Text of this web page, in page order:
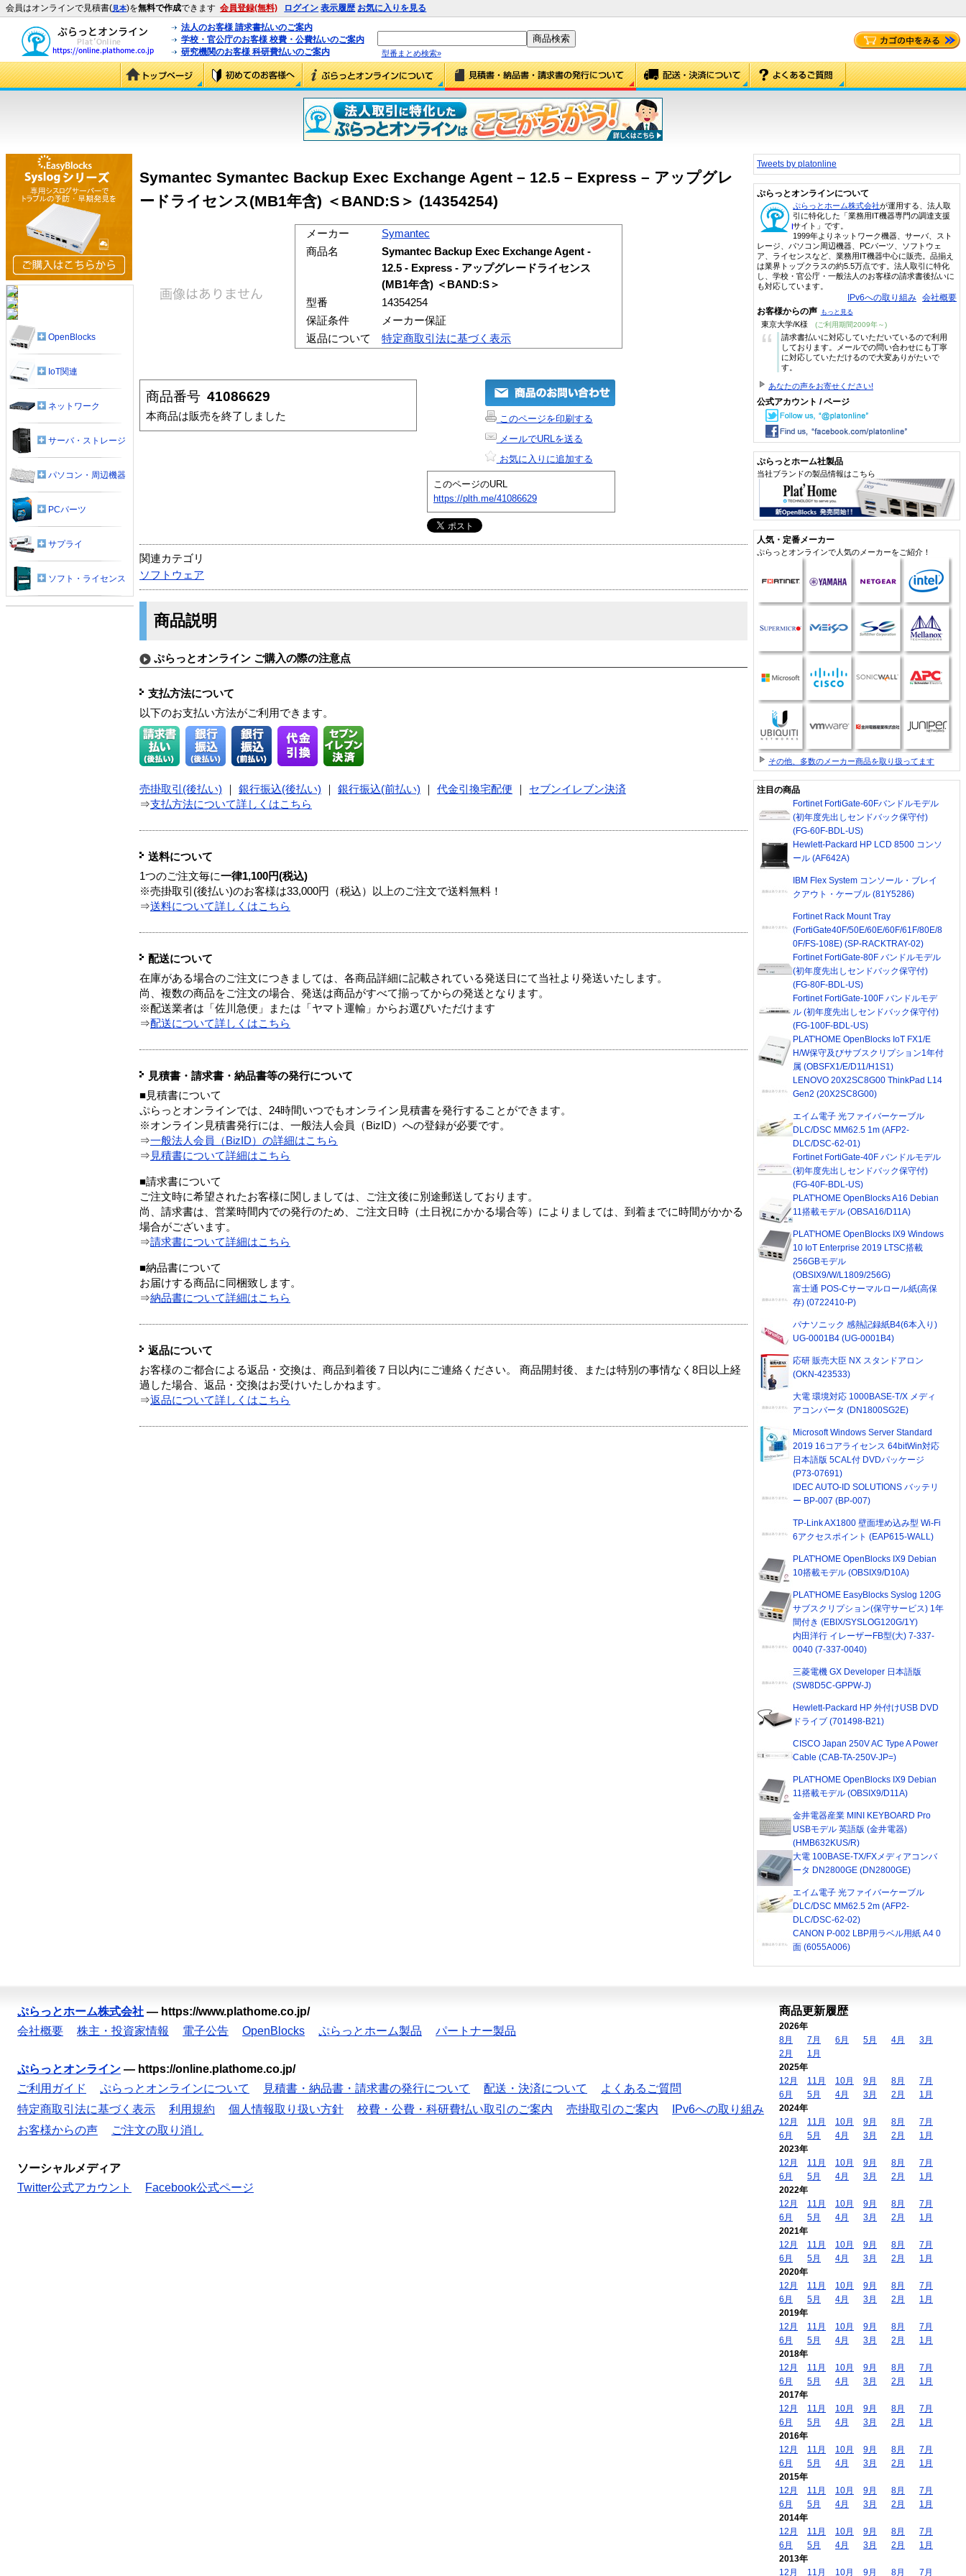
会員はオンラインで見積書(見本)を無料で作成できます 会員登録(無料) ログイン 表示履歴 お気に入りを見る
法人のお客様 請求書払いのご案内
学校・官公庁のお客様 校費・公費払いのご案内
研究機関のお客様 科研費払いのご案内
型番まとめ検索»
Symantec Symantec Backup Exec Exchange Agent – 12.5 – Express – アップグレ
ードライセンス(MB1年含) ＜BAND:S＞ (14354254)
メーカー
Symantec
商品名
Symantec Backup Exec Exchange Agent -
12.5 - Express - アップグレードライセンス
(MB1年含) ＜BAND:S＞
型番
14354254
保証条件
メーカー保証
返品について
特定商取引法に基づく表示
商品番号 41086629
本商品は販売を終了しました
このページを印刷する
メールでURLを送る
お気に入りに追加する
このページのURL
https://plth.me/41086629
関連カテゴリ
ソフトウェア
商品説明
ぷらっとオンライン ご購入の際の注意点
支払方法について
以下のお支払い方法がご利用できます。
売掛取引(後払い) 銀行振込(後払い) 銀行振込(前払い) 代金引換宅配便
セブンイレブン決済
⇒支払方法について詳しくはこちら
送料について
1つのご注文毎に一律1,100円(税込)
※売掛取引(後払い)のお客様は33,000円（税込）以上のご注文で送料無料！
⇒送料について詳しくはこちら
配送について
在庫がある場合のご注文につきましては、各商品詳細に記載されている発送日にて当社より発送いたします。
尚、複数の商品をご注文の場合、発送は商品がすべて揃ってからの発送となります。
※配送業者は「佐川急便」または「ヤマト運輸」からお選びいただけます
⇒配送について詳しくはこちら
見積書・請求書・納品書等の発行について
■見積書について
ぷらっとオンラインでは、24時間いつでもオンライン見積書を発行することができます。
※オンライン見積書発行には、一般法人会員（BizID）への登録が必要です。
⇒一般法人会員（BizID）の詳細はこちら
⇒ 見積書について詳細はこちら
■請求書について
ご注文時に希望されたお客様に関しましては、ご注文後に別途郵送しております。
尚、請求書は、営業時間内での発行のため、ご注文日時（土日祝にかかる場合等）によりましては、到着までに時間がかかる
場合がございます。
⇒請求書について詳細はこちら
■納品書について
お届けする商品に同梱致します。
⇒納品書について詳細はこちら
返品について
お客様のご都合による返品・交換は、商品到着後７日以内にご連絡ください。 商品開封後、または特別の事情なく8日以上経
過した場合、返品・交換はお受けいたしかねます。
⇒返品について詳しくはこちら
OpenBlocks
IoT関連
ネットワーク
サーバ・ストレージ
パソコン・周辺機器
PCパーツ
サプライ
ソフト・ライセンス
Tweets by platonline
ぷらっとオンラインについて
ぷらっとホーム株式会社が運用する、法人取
引に特化した「業務用IT機器専門の調達支援
サイト」です。
1999年よりネットワーク機器、サーバ、スト
レージ、パソコン周辺機器、PCパーツ、ソフトウェ
ア、ライセンスなど、業務用IT機器中心に販売。品揃え
は業界トップクラスの約5.5万点です。法人取引に特化
し、学校・官公庁・一般法人のお客様の請求書後払いに
も対応しています。
IPv6への取り組み 会社概要
お客様からの声 もっと見る
東京大学/K様 (ご利用期間2009年～)
“
請求書払いに対応していただいているので利用
しております。メールでの問い合わせにも丁寧
に対応していただけるので大変ありがたいで
す。
あなたの声をお寄せください!
公式アカウント / ページ
ぷらっとホーム社製品
当社ブランドの製品情報はこちら
人気・定番メーカー
ぷらっとオンラインで人気のメーカーをご紹介！
その他、多数のメーカー商品を取り扱ってます
注目の商品
Fortinet FortiGate-60Fバンドルモデル
(初年度先出しセンドバック保守付)
(FG-60F-BDL-US)
Hewlett-Packard HP LCD 8500 コンソ
ール (AF642A)
IBM Flex System コンソール・ブレイ
クアウト・ケーブル (81Y5286)
Fortinet Rack Mount Tray
(FortiGate40F/50E/60E/60F/61F/80E/8
0F/FS-108E) (SP-RACKTRAY-02)
Fortinet FortiGate-80F バンドルモデル
(初年度先出しセンドバック保守付)
(FG-80F-BDL-US)
Fortinet FortiGate-100F バンドルモデ
ル (初年度先出しセンドバック保守付)
(FG-100F-BDL-US)
PLAT'HOME OpenBlocks IoT FX1/E
H/W保守及びサブスクリプション1年付
属 (OBSFX1/E/D11/H1S1)
LENOVO 20X2SC8G00 ThinkPad L14
Gen2 (20X2SC8G00)
エイム電子 光ファイバーケーブル
DLC/DSC MM62.5 1m (AFP2-
DLC/DSC-62-01)
Fortinet FortiGate-40F バンドルモデル
(初年度先出しセンドバック保守付)
(FG-40F-BDL-US)
PLAT'HOME OpenBlocks A16 Debian
11搭載モデル (OBSA16/D11A)
PLAT'HOME OpenBlocks IX9 Windows
10 IoT Enterprise 2019 LTSC搭載
256GBモデル
(OBSIX9/W/L1809/256G)
富士通 POS-Cサーマルロール紙(高保
存) (0722410-P)
パナソニック 感熱記録紙B4(6本入り)
UG-0001B4 (UG-0001B4)
応研 販売大臣 NX スタンドアロン
(OKN-423533)
大電 環境対応 1000BASE-T/X メディ
アコンバータ (DN1800SG2E)
Microsoft Windows Server Standard
2019 16コアライセンス 64bitWin対応
日本語版 5CAL付 DVDパッケージ
(P73-07691)
IDEC AUTO-ID SOLUTIONS バッテリ
ー BP-007 (BP-007)
TP-Link AX1800 壁面埋め込み型 Wi-Fi
6アクセスポイント (EAP615-WALL)
PLAT'HOME OpenBlocks IX9 Debian
10搭載モデル (OBSIX9/D10A)
PLAT'HOME EasyBlocks Syslog 120G
サブスクリプション(保守サービス) 1年
間付き (EBIX/SYSLOG120G/1Y)
内田洋行 イレーザーFB型(大) 7-337-
0040 (7-337-0040)
三菱電機 GX Developer 日本語版
(SW8D5C-GPPW-J)
Hewlett-Packard HP 外付けUSB DVD
ドライブ (701498-B21)
CISCO Japan 250V AC Type A Power
Cable (CAB-TA-250V-JP=)
PLAT'HOME OpenBlocks IX9 Debian
11搭載モデル (OBSIX9/D11A)
金井電器産業 MINI KEYBOARD Pro
USBモデル 英語版 (金井電器)
(HMB632KUS/R)
大電 100BASE-TX/FXメディアコンバ
ータ DN2800GE (DN2800GE)
エイム電子 光ファイバーケーブル
DLC/DSC MM62.5 2m (AFP2-
DLC/DSC-62-02)
CANON P-002 LBP用ラベル用紙 A4 0
面 (6055A006)
ぷらっとホーム株式会社 — https://www.plathome.co.jp/
会社概要
株主・投資家情報 電子公告 OpenBlocks ぷらっとホーム製品 パートナー製品
ぷらっとオンライン — https://online.plathome.co.jp/
ご利用ガイド
ぷらっとオンラインについて 見積書・納品書・請求書の発行について 配送・決済について
よくあるご質問
特定商取引法に基づく表示
利用規約 個人情報取り扱い方針 校費・公費・科研費払い取引のご案内 売掛取引のご案内
IPv6への取り組み
お客様からの声
ご注文の取り消し
ソーシャルメディア
Twitter公式アカウント
Facebook公式ページ
商品更新履歴
2026年
8月
7月 6月 5月 4月
3月
2月
1月
2025年
12月
11月 10月 9月 8月
7月
6月
5月 4月 3月 2月
1月
2024年
12月
11月 10月 9月 8月
7月
6月
5月 4月 3月 2月
1月
2023年
12月
11月 10月 9月 8月
7月
6月
5月 4月 3月 2月
1月
2022年
12月
11月 10月 9月 8月
7月
6月
5月 4月 3月 2月
1月
2021年
12月
11月 10月 9月 8月
7月
6月
5月 4月 3月 2月
1月
2020年
12月
11月 10月 9月 8月
7月
6月
5月 4月 3月 2月
1月
2019年
12月
11月 10月 9月 8月
7月
6月
5月 4月 3月 2月
1月
2018年
12月
11月 10月 9月 8月
7月
6月
5月 4月 3月 2月
1月
2017年
12月
11月 10月 9月 8月
7月
6月
5月 4月 3月 2月
1月
2016年
12月
11月 10月 9月 8月
7月
6月
5月 4月 3月 2月
1月
2015年
12月
11月 10月 9月 8月
7月
6月
5月 4月 3月 2月
1月
2014年
12月
11月 10月 9月 8月
7月
6月
5月 4月 3月 2月
1月
2013年
12月
11月 10月 9月 8月 7月